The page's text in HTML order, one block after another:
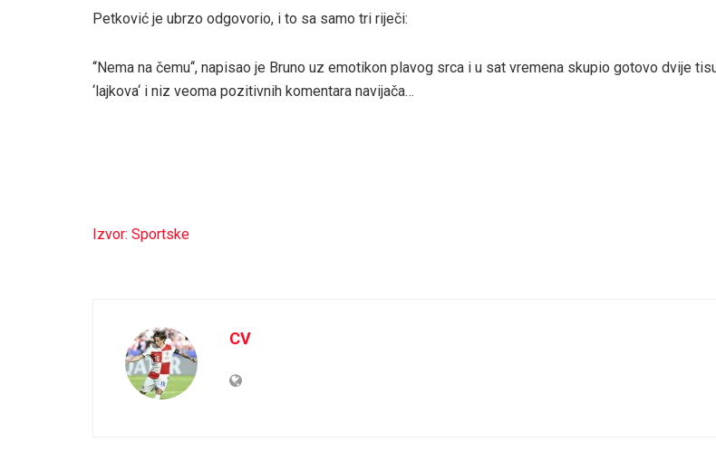
Petković je ubrzo odgovorio, i to sa samo tri riječi:
‘‘Nema na čemu‘‘, napisao je Bruno uz emotikon plavog srca i u sat vremena skupio gotovo dvije
‘lajkova‘ i niz veoma pozitivnih komentara navijača…
Izvor: Sportske
CV